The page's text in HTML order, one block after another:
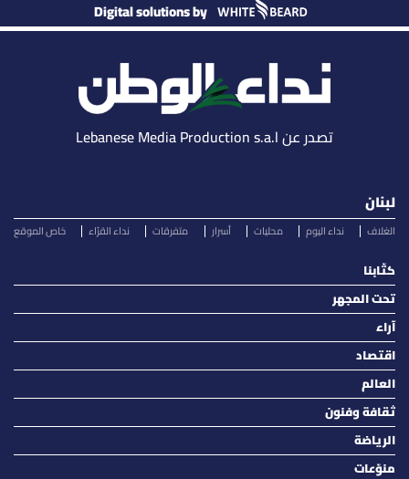
Digital solutions by
تصدر عن Lebanese Media Production s.a.l
لبنان
الغلاف نداء اليوم محليات أسرار متفرقات نداء القرّاء خاص الموقع
كتّابنا
تحت المجهر
آراء
اقتصاد
العالم
ثقافة وفنون
الرياضة
منوّعات